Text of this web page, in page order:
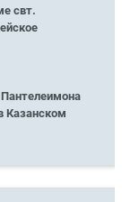
свт.
Пантелеимона
Казанском